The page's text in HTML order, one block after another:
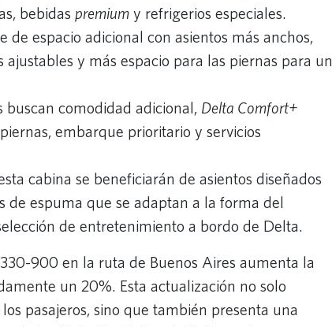
bebidas premium y refrigerios especiales.
de espacio adicional con asientos más anchos,
y más espacio para las piernas para un
buscan comodidad adicional, Delta Comfort+
embarque prioritario y servicios
cabina se beneficiarán de asientos diseñados
de espuma que se adaptan a la forma del
de entretenimiento a bordo de Delta.
900 en la ruta de Buenos Aires aumenta la
un 20%. Esta actualización no solo
pasajeros, sino que también presenta una